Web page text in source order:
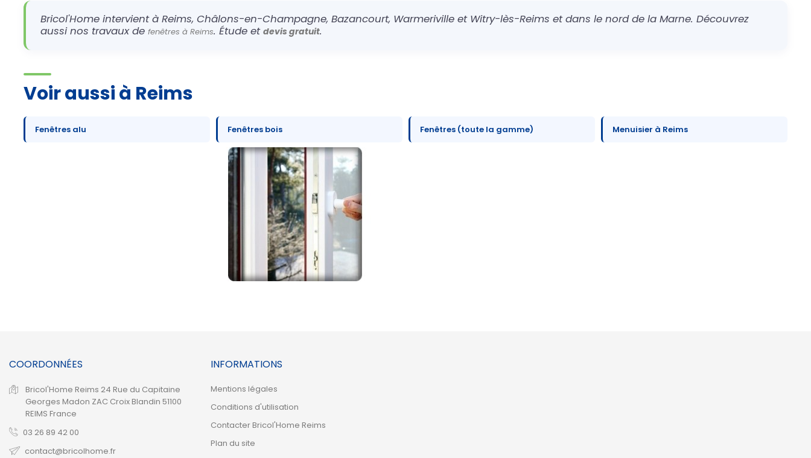
Bricol'Home intervient à Reims, Châlons-en-Champagne, Bazancourt, Warmeriville et Witry-lès-Reims et dans le nord de la Marne. Découvrez
aussi nos travaux de fenêtres à Reims. Étude et devis gratuit.
Voir aussi à Reims
Fenêtres alu Fenêtres bois Fenêtres (toute la gamme) Menuisier à Reims
COORDONNÉES
Bricol'Home Reims 24 Rue du Capitaine
Georges Madon ZAC Croix Blandin 51100
REIMS France
03 26 89 42 00
contact@bricolhome.fr
INFORMATIONS
Mentions légales
Conditions d'utilisation
Contacter Bricol'Home Reims
Plan du site